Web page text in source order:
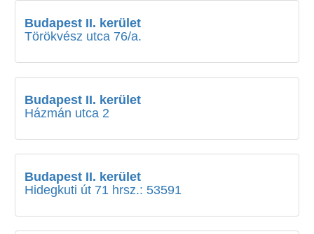
Budapest II. kerület
Törökvész utca 76/a.
Budapest II. kerület
Házmán utca 2
Budapest II. kerület
Hidegkuti út 71 hrsz.: 53591